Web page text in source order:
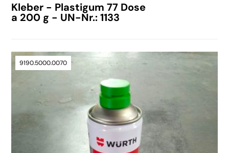
Kleber - Plastigum 77 Dose
a 200 g - UN-Nr.: 1133
9190.5000.0070